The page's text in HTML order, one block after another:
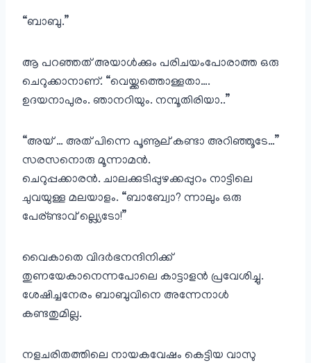
“ബാബു.”
ആ പറഞ്ഞത് അയാൾക്കും പരിചയംപോരാത്ത ഒരു
ചെറുക്കാനാണ്. “വെയ്ക്കത്തൊള്ളതാ….
ഉദയനാപുരം. ഞാനറിയും. നമ്പൂതിരിയാ..”
“അയ് … അത് പിന്നെ പൂണൂല് കണ്ടാ അറിഞ്ഞൂടേ…”
സരസനൊരു മൂന്നാമൻ.
ചെറുപ്പക്കാരൻ. ചാലക്കുടിപ്പുഴക്കപ്പുറം നാട്ടിലെ
ചുവയുള്ള മലയാളം. “ബാബ്വോ? ന്നാലും ഒരു
പേര്ണ്ടാവ് ല്ല്യെടോ!”
വൈകാതെ വിദർഭനന്ദിനിക്ക്
തുണയേകാനെന്നപോലെ കാട്ടാളൻ പ്രവേശിച്ചു.
ശേഷിച്ചനേരം ബാബുവിനെ അന്നേനാൾ
കണ്ടതുമില്ല.
നളചരിതത്തിലെ നായകവേഷം കെട്ടിയ വാസു